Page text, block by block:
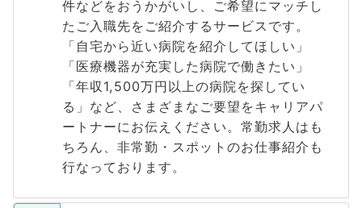
件などをおうかがいし、ご希望にマッチし
たご入職先をご紹介するサービスです。
「自宅から近い病院を紹介してほしい」
「医療機器が充実した病院で働きたい」
「年収1,500万円以上の病院を探してい
る」など、さまざまなご要望をキャリアパ
ートナーにお伝えください。常勤求人はも
ちろん、非常勤・スポットのお仕事紹介も
行なっております。